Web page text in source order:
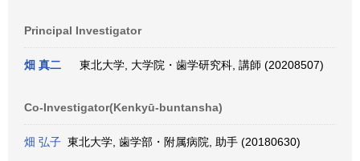
Principal Investigator
畑 真二 東北大学, 大学院・歯学研究科, 講師 (20208507)
Co-Investigator(Kenkyū-buntansha)
畑 弘子 東北大学, 歯学部・附属病院, 助手 (20180630)